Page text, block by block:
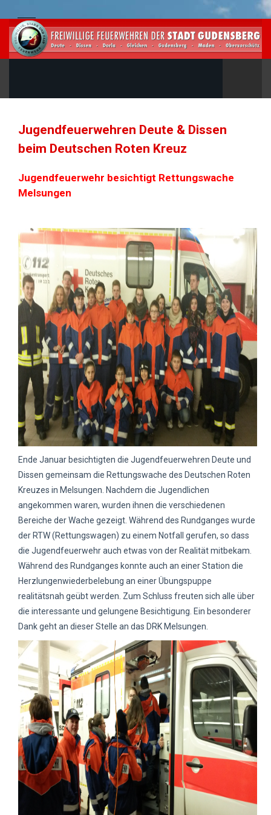
Jugendfeuerwehren Deute & Dissen
beim Deutschen Roten Kreuz
Jugendfeuerwehr besichtigt Rettungswache
Melsungen
Ende Januar besichtigten die Jugendfeuerwehren Deute und
Dissen gemeinsam die Rettungswache des Deutschen Roten
Kreuzes in Melsungen. Nachdem die Jugendlichen
angekommen waren, wurden ihnen die verschiedenen
Bereiche der Wache gezeigt. Während des Rundganges wurde
der RTW (Rettungswagen) zu einem Notfall gerufen, so dass
die Jugendfeuerwehr auch etwas von der Realität mitbekam.
Während des Rundganges konnte auch an einer Station die
Herzlungenwiederbelebung an einer Übungspuppe
realitätsnah geübt werden. Zum Schluss freuten sich alle über
die interessante und gelungene Besichtigung. Ein besonderer
Dank geht an dieser Stelle an das DRK Melsungen.